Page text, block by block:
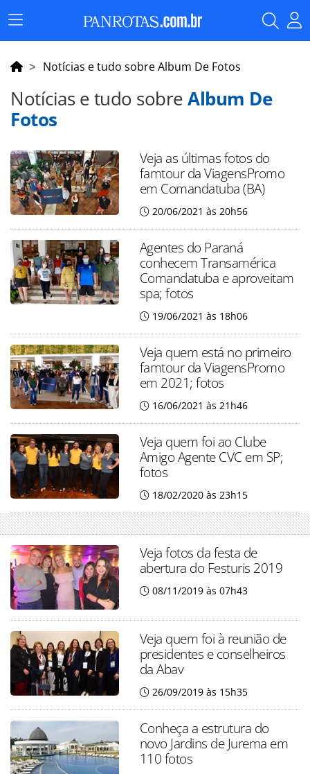
Menu
Principal
Notícias e tudo sobre Album De Fotos
Notícias e tudo sobreAlbum De
Fotos
Veja as últimas fotos do
famtour da ViagensPromo
em Comandatuba (BA)
20/06/2021 às 20h56
Agentes do Paraná
conhecem Transamérica
Comandatuba e aproveitam
spa; fotos
19/06/2021 às 18h06
Veja quem está no primeiro
famtour da ViagensPromo
em 2021; fotos
16/06/2021 às 21h46
Veja quem foi ao Clube
Amigo Agente CVC em SP;
fotos
18/02/2020 às 23h15
Veja fotos da festa de
abertura do Festuris 2019
08/11/2019 às 07h43
Veja quem foi à reunião de
presidentes e conselheiros
da Abav
26/09/2019 às 15h35
Conheça a estrutura do
novo Jardins de Jurema em
110 fotos